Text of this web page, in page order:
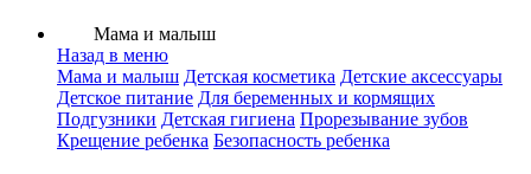
Мама и малыш
Назад в меню
Мама и малыш Детская косметика Детские аксессуары
Детское питание Для беременных и кормящих
Подгузники Детская гигиена Прорезывание зубов
Крещение ребенка Безопасность ребенка